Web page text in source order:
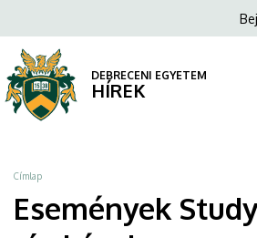
DEBRECENI
EGYETEM
a
tartalomra
DEBRECENI EGYETEM
HÍREK
Morzsa
Címlap
Események